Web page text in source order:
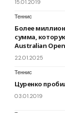
15.01.2019
Теннис
Более
сумма,
Australian Open
22.01.2025
Теннис
Цуренко
03.01.2019